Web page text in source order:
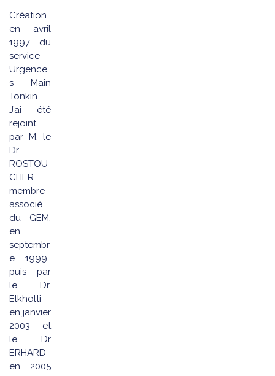
Création
en avril
1997 du
service
Urgence
s Main
Tonkin.
J’ai été
rejoint
par M. le
Dr.
ROSTOU
CHER
membre
associé
du GEM,
en
septembr
e 1999.,
puis par
le Dr.
Elkholti
en janvier
2003 et
le Dr
ERHARD
en 2005